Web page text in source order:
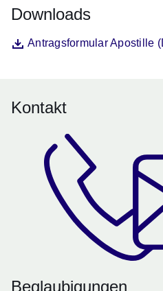
Downloads
DateiAntragsformular Apostille
Öffnet sich in einem neuen
Kontakt
Beglaubigungen